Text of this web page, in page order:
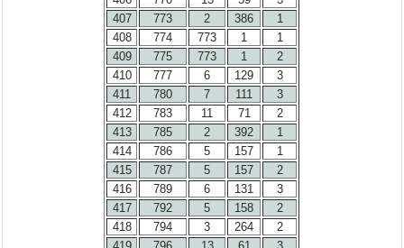
407
773 2 386
1
408
774 773 1
1
409
775 773 1
2
410
777 6 129
3
411
780 7 111
3
412
783 11 71
2
413
785 2 392
1
414
786 5 157
1
415
787 5 157
2
416
789 6 131
3
417
792 5 158
2
418
794 3 264
2